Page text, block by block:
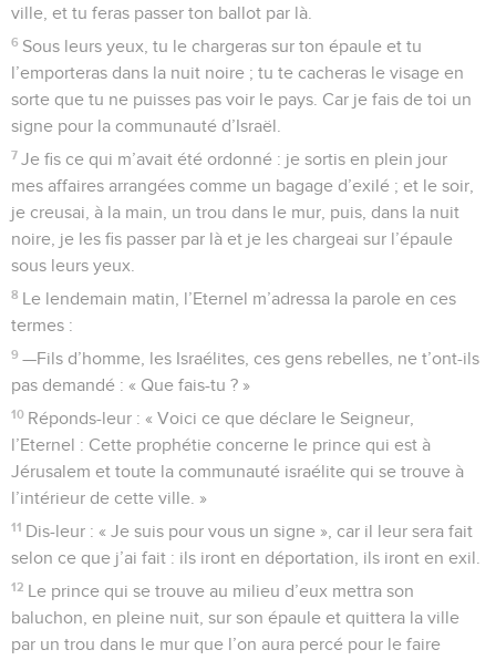
ville, et tu feras passer ton ballot par là.
6 Sous leurs yeux, tu le chargeras sur ton épaule et tu
l’emporteras dans la nuit noire ; tu te cacheras le visage en
sorte que tu ne puisses pas voir le pays. Car je fais de toi un
signe pour la communauté d’Israël.
7 Je fis ce qui m’avait été ordonné : je sortis en plein jour
mes affaires arrangées comme un bagage d’exilé ; et le soir,
je creusai, à la main, un trou dans le mur, puis, dans la nuit
noire, je les fis passer par là et je les chargeai sur l’épaule
sous leurs yeux.
8 Le lendemain matin, l’Eternel m’adressa la parole en ces
termes :
9 —Fils d’homme, les Israélites, ces gens rebelles, ne t’ont-ils
pas demandé : « Que fais-tu ? »
10 Réponds-leur : « Voici ce que déclare le Seigneur,
l’Eternel : Cette prophétie concerne le prince qui est à
Jérusalem et toute la communauté israélite qui se trouve à
l’intérieur de cette ville. »
11 Dis-leur : « Je suis pour vous un signe », car il leur sera fait
selon ce que j’ai fait : ils iront en déportation, ils iront en exil.
12 Le prince qui se trouve au milieu d’eux mettra son
baluchon, en pleine nuit, sur son épaule et quittera la ville
par un trou dans le mur que l’on aura percé pour le faire